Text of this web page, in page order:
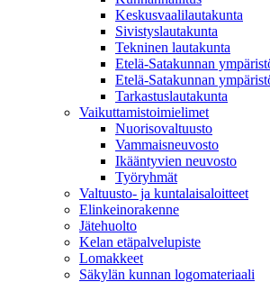
Keskusvaalilautakunta
Sivistyslautakunta
Tekninen lautakunta
Etelä-Satakunnan
Etelä-Satakunnan
Tarkastuslautakunta
Vaikuttamistoimielimet
Nuorisovaltuusto
Vammaisneuvosto
Ikääntyvien neuvosto
Työryhmät
Valtuusto- ja kuntalaisaloitteet
Elinkeinorakenne
Jätehuolto
Kelan etäpalvelupiste
Lomakkeet
Säkylän kunnan logomateriaali